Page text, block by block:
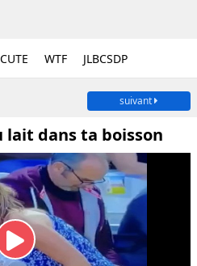
CUTE WTF JLBCSDP
suivant
lait dans ta boisson